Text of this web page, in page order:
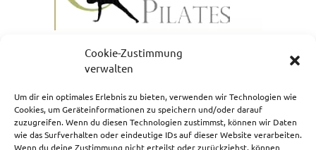
Cookie-Zustimmung
verwalten
Um dir ein optimales Erlebnis zu bieten, verwenden wir Technologien wie
Cookies, um Geräteinformationen zu speichern und/oder darauf
zuzugreifen. Wenn du diesen Technologien zustimmst, können wir Daten
wie das Surfverhalten oder eindeutige IDs auf dieser Website verarbeiten.
Wenn du deine Zustimmung nicht erteilst oder zurückziehst, können
NEWSLETTERANMELDUNG